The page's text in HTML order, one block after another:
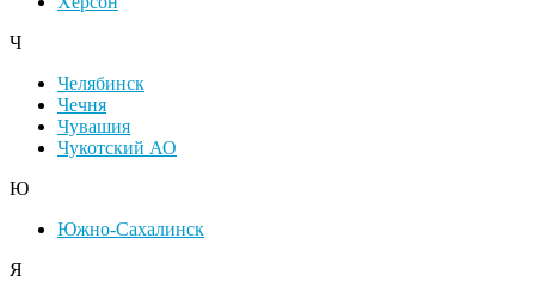
Ч
Челябинск
Чечня
Чувашия
Чукотский АО
Ю
Южно-Сахалинск
Я